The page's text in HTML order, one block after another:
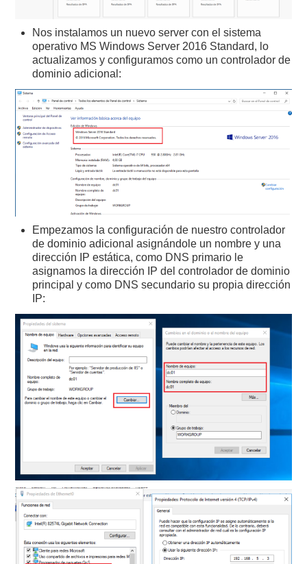
Nos instalamos un nuevo server con el sistema
operativo MS Windows Server 2016 Standard, lo
actualizamos y configuramos como un controlador de
dominio adicional:
Empezamos la configuración de nuestro controlador
de dominio adicional asignándole un nombre y una
dirección IP estática, como DNS primario le
asignamos la dirección IP del controlador de dominio
principal y como DNS secundario su propia dirección
IP: